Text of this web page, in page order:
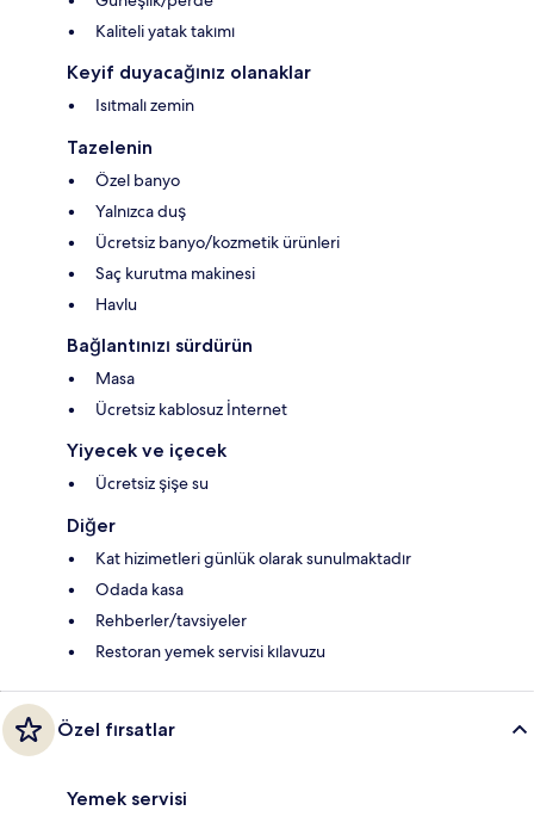
Kaliteli yatak takımı
Keyif duyacağınız olanaklar
Isıtmalı zemin
Tazelenin
Özel banyo
Yalnızca duş
Ücretsiz banyo/kozmetik ürünleri
Saç kurutma makinesi
Havlu
Bağlantınızı sürdürün
Masa
Ücretsiz kablosuz İnternet
Yiyecek ve içecek
Ücretsiz şişe su
Diğer
Kat hizimetleri günlük olarak sunulmaktadır
Odada kasa
Rehberler/tavsiyeler
Restoran yemek servisi kılavuzu
Özel fırsatlar
Yemek servisi